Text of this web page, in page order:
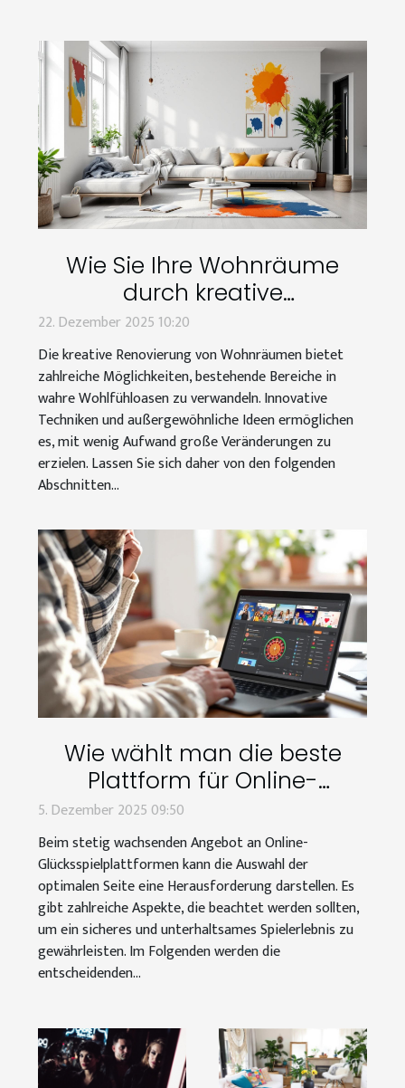
Wie Sie Ihre Wohnräume
durch kreative
Renovierungstechniken
transformieren können
22. Dezember 2025 10:20
Die kreative Renovierung von Wohnräumen bietet
zahlreiche Möglichkeiten, bestehende Bereiche in
wahre Wohlfühloasen zu verwandeln. Innovative
Techniken und außergewöhnliche Ideen ermöglichen
es, mit wenig Aufwand große Veränderungen zu
erzielen. Lassen Sie sich daher von den folgenden
Abschnitten...
Wie wählt man die beste
Plattform für Online-
Glücksspiele aus?
5. Dezember 2025 09:50
Beim stetig wachsenden Angebot an Online-
Glücksspielplattformen kann die Auswahl der
optimalen Seite eine Herausforderung darstellen. Es
gibt zahlreiche Aspekte, die beachtet werden sollten,
um ein sicheres und unterhaltsames Spielerlebnis zu
gewährleisten. Im Folgenden werden die
entscheidenden...